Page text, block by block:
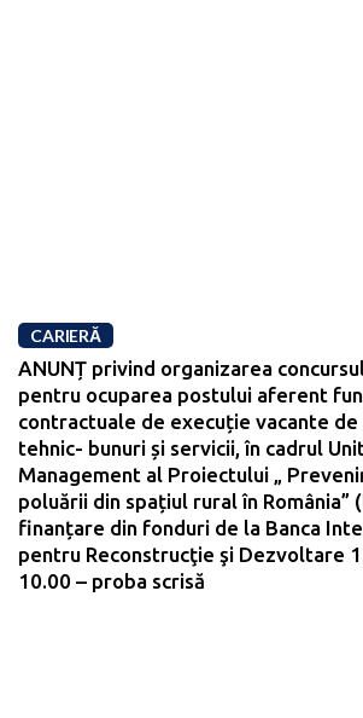
CARIERĂ
ANUNȚ privind organizarea
pentru ocuparea postului aferent
contractuale de execuție vacante de
tehnic- bunuri și servicii, în cadrul
Management al Proiectului „
poluării din spațiul rural în România”
finanțare din fonduri de la Banca
pentru Reconstrucţie şi Dezvoltare
10.00 – proba scrisă